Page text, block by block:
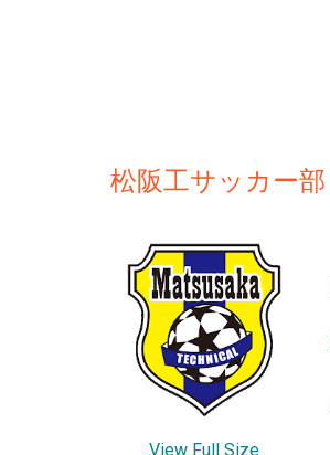
松阪工サッカー部
View Full Size